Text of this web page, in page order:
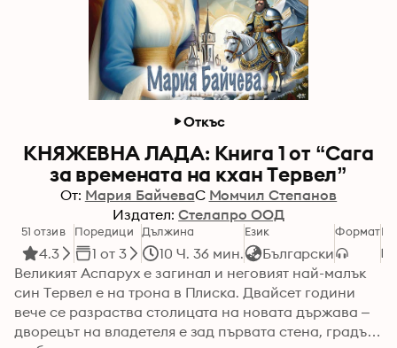
Откъс
КНЯЖЕВНА ЛАДА: Книга 1 от “Сага
за времената на кхан Тервел”
От: Мария БайчеваС Момчил Степанов
Издател: Стелапро ООД
51 отзив
4.3
Поредици
1 от 3
Дължина
10 Ч. 36 мин.
Език
Български
Формат
Великият Аспарух е загинал и неговият най-малък
син Тервел е на трона в Плиска. Двайсет години
вече се разраства столицата на новата държава –
дворецът на владетеля е зад първата стена, градът